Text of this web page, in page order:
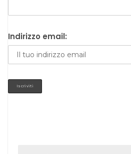
Indirizzo email: